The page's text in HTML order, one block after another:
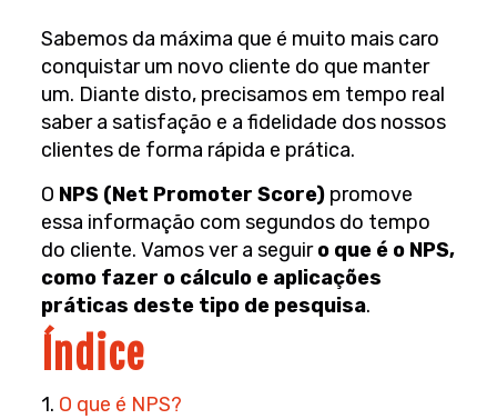
Sabemos da máxima que é muito mais caro
conquistar um novo cliente do que manter
um. Diante disto, precisamos em tempo real
saber a satisfação e a fidelidade dos nossos
clientes de forma rápida e prática.
O NPS (Net Promoter Score)promove
essa informação com segundos do tempo
do cliente. Vamos ver a seguiro que é o NPS,
como fazer o cálculo e aplicações
práticas deste tipo de pesquisa.
Índice
1. O que é NPS?